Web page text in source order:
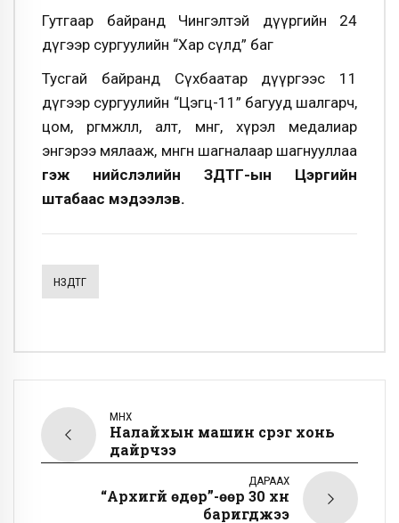
Гутгаар байранд Чингэлтэй дүүргийн 24
дүгээр сургуулийн “Хар сүлд” баг
Тусгай байранд Сүхбаатар дүүргээс 11
дүгээр сургуулийн “Цэгц-11” багууд шалгарч,
цом, өргөмжлөл, алт, мөнгө, хүрэл медалиар
энгэрээ мялааж, мөнгөн шагналаар шагнууллаа
гэж нийслэлийн ЗДТГ-ын Цэргийн
штабаас мэдээлэв.
НЗДТГ
ӨМНӨХ
Налайхын машин сүрэг хонь
дайрчээ
ДАРААХ
“Архигүй өдөр”-өөр 30 хүн
баригджээ